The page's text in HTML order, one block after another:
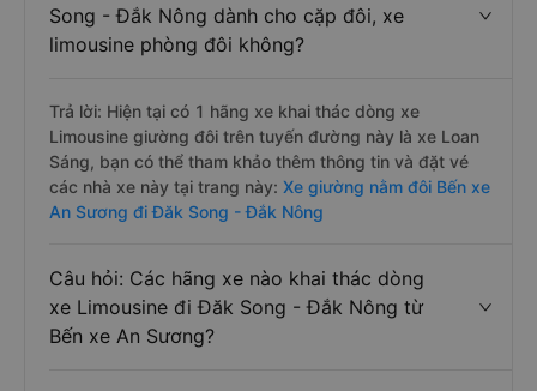
Song - Đắk Nông dành cho cặp đôi, xe
limousine phòng đôi không?
Trả lời: Hiện tại có 1 hãng xe khai thác dòng xe
Limousine giường đôi trên tuyến đường này là xe Loan
Sáng, bạn có thể tham khảo thêm thông tin và đặt vé
các nhà xe này tại trang này: Xe giường nằm đôi Bến xe
An Sương đi Đăk Song - Đắk Nông
Câu hỏi: Các hãng xe nào khai thác dòng
xe Limousine đi Đăk Song - Đắk Nông từ
Bến xe An Sương?